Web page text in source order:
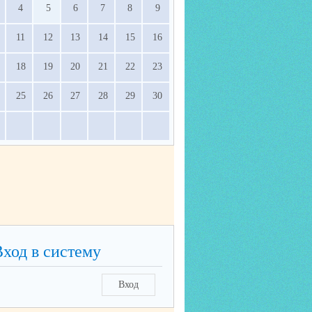
4 5 6 7 8 9
11 12 13 14 15 16
18 19 20 21 22 23
25 26 27 28 29 30
в систему
Вход